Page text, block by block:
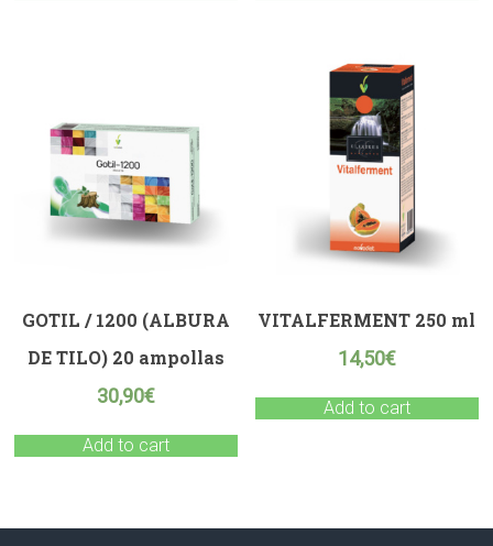
GOTIL / 1200 (ALBURA
DE TILO) 20 ampollas
30,90€
Add to cart
VITALFERMENT 250 ml
14,50€
Add to cart